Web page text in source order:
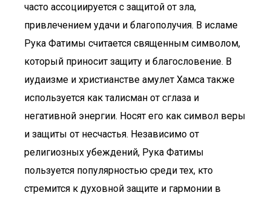
часто ассоциируется с защитой от зла,
привлечением удачи и благополучия. В исламе
Рука Фатимы считается священным символом,
который приносит защиту и благословение. В
иудаизме и христианстве амулет Хамса также
используется как талисман от сглаза и
негативной энергии. Носят его как символ веры
и защиты от несчастья. Независимо от
религиозных убеждений, Рука Фатимы
пользуется популярностью среди тех, кто
стремится к духовной защите и гармонии в